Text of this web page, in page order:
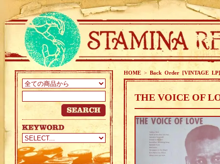
HOME > Back Order [VINTAGE LP]
THE VOICE OF